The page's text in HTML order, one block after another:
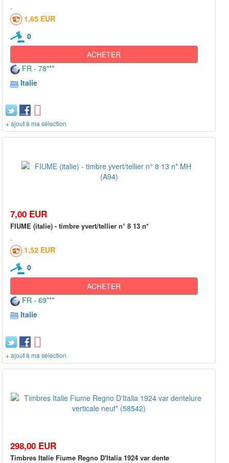
1,65 EUR
0
ACHETER
FR - 78***
Italie
+ ajout à ma sélection
7,00 EUR
FIUME (italie) - timbre yvert/tellier n° 8 13 n*
1,52 EUR
0
ACHETER
FR - 69***
Italie
+ ajout à ma sélection
298,00 EUR
Timbres Italie Fiume Regno D'Italia 1924 var dente